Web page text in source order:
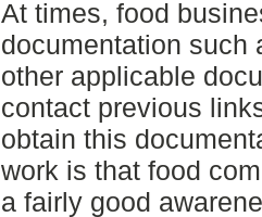
At times, food
documentation such
other applicable
contact previous
obtain this
work is that food
a fairly good